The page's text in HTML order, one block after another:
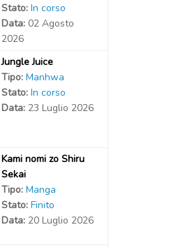
Stato: In corso
Data: 02 Agosto
2026
Jungle Juice
Tipo: Manhwa
Stato: In corso
Data: 23 Luglio 2026
Kami nomi zo Shiru
Sekai
Tipo: Manga
Stato: Finito
Data: 20 Luglio 2026